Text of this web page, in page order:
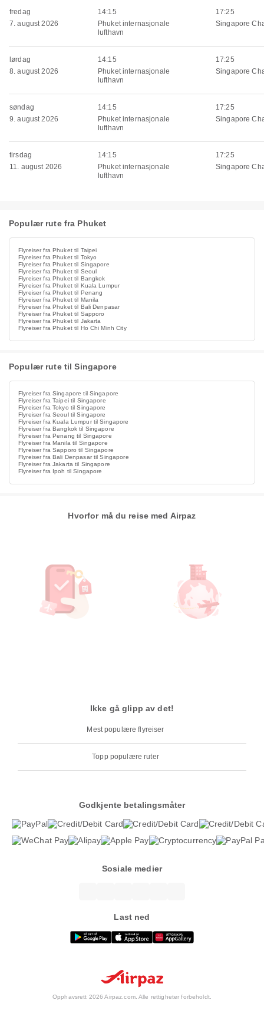
fredag
7. august 2026
14:15
Phuket internasjonale
lufthavn
17:25
Singapore
lørdag
8. august 2026
14:15
Phuket internasjonale
lufthavn
17:25
Singapore
søndag
9. august 2026
14:15
Phuket internasjonale
lufthavn
17:25
Singapore
tirsdag
11. august 2026
14:15
Phuket internasjonale
lufthavn
17:25
Singapore
Populær rute fra Phuket
Flyreiser fra Phuket til Taipei
Flyreiser fra Phuket til Tokyo
Flyreiser fra Phuket til Singapore
Flyreiser fra Phuket til Seoul
Flyreiser fra Phuket til Bangkok
Flyreiser fra Phuket til Kuala Lumpur
Flyreiser fra Phuket til Penang
Flyreiser fra Phuket til Manila
Flyreiser fra Phuket til Bali Denpasar
Flyreiser fra Phuket til Sapporo
Flyreiser fra Phuket til Jakarta
Flyreiser fra Phuket til Ho Chi Minh City
Populær rute til Singapore
Flyreiser fra Singapore til Singapore
Flyreiser fra Taipei til Singapore
Flyreiser fra Tokyo til Singapore
Flyreiser fra Seoul til Singapore
Flyreiser fra Kuala Lumpur til Singapore
Flyreiser fra Bangkok til Singapore
Flyreiser fra Penang til Singapore
Flyreiser fra Manila til Singapore
Flyreiser fra Sapporo til Singapore
Flyreiser fra Bali Denpasar til Singapore
Flyreiser fra Jakarta til Singapore
Flyreiser fra Ipoh til Singapore
Hvorfor må du reise med Airpaz
Ikke gå glipp av det!
Mest populære flyreiser
Topp populære ruter
Godkjente betalingsmåter
Sosiale medier
Last ned
Opphavsrett 2026 Airpaz.com. Alle rettigheter forbeholdt.